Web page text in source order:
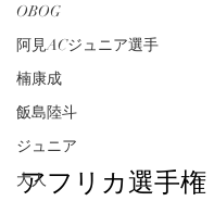
OBOG
阿見ACジュニア選手
楠康成
飯島陸斗
ジュニア
大人
アフリカ選手権